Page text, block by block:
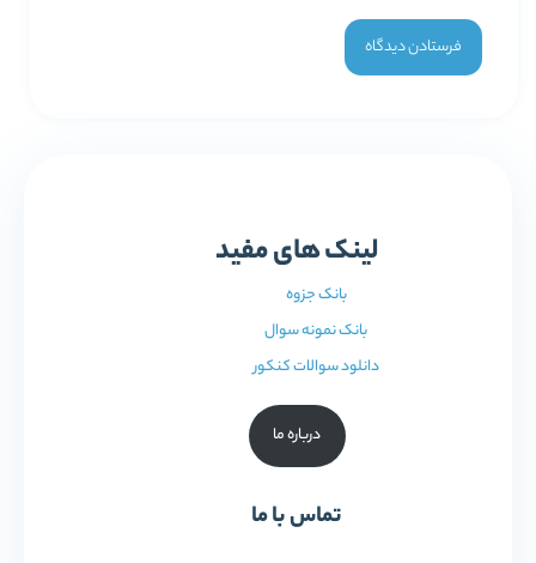
لینک های مفید
بانک جزوه
بانک نمونه سوال
دانلود سوالات کنکور
درباره ما
تماس با ما